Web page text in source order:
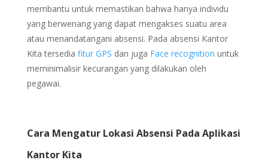
membantu untuk memastikan bahwa hanya individu
yang berwenang yang dapat mengakses suatu area
atau menandatangani absensi. Pada absensi Kantor
Kita tersedia fitur GPS dan juga Face recognition untuk
meminimalisir kecurangan yang dilakukan oleh
pegawai.
Cara Mengatur Lokasi Absensi Pada Aplikasi
Kantor Kita